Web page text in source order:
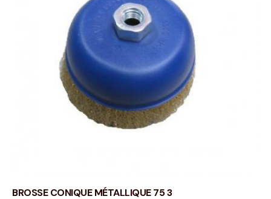
BROSSE CONIQUE MÉTALLIQUE 75 3